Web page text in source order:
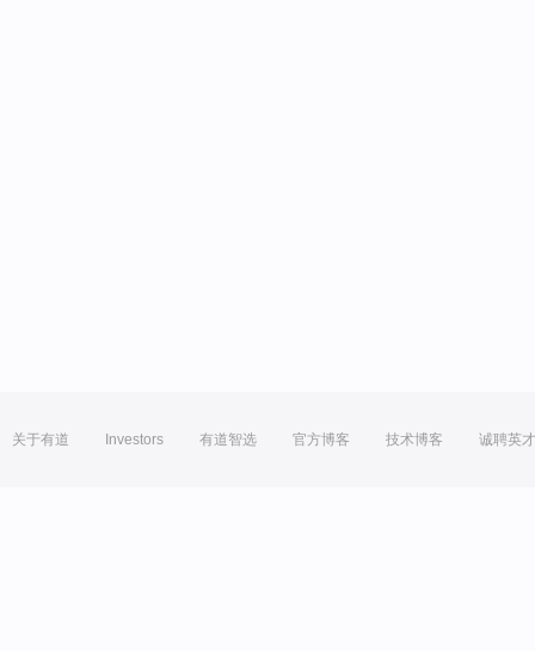
关于有道 Investors 有道智选 官方博客 技术博客 诚聘英才